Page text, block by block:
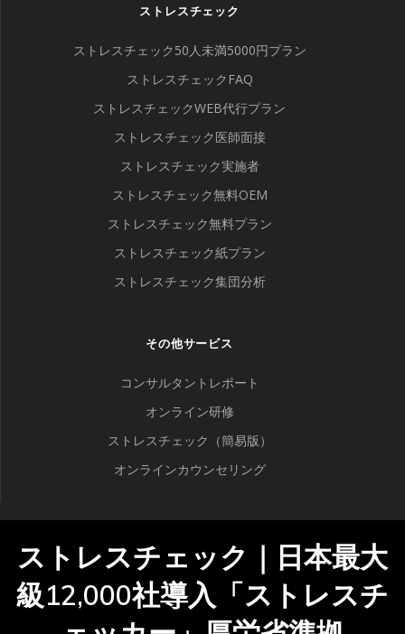
ストレスチェック
ストレスチェック50人未満5000円プラン
ストレスチェックFAQ
ストレスチェックWEB代行プラン
ストレスチェック医師面接
ストレスチェック実施者
ストレスチェック無料OEM
ストレスチェック無料プラン
ストレスチェック紙プラン
ストレスチェック集団分析
その他サービス
コンサルタントレポート
オンライン研修
ストレスチェック（簡易版）
オンラインカウンセリング
ストレスチェック｜日本最大
級12,000社導入「ストレスチ